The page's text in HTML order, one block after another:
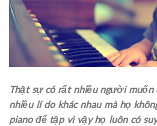
Thật sự có rất nhiều người
nhiều lí do khác nhau mà họ
piano để tập vì vậy họ luôn có